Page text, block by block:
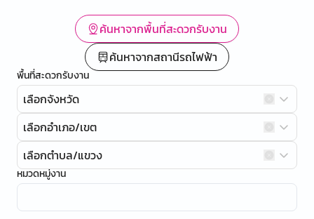
ค้นหาจากพื้นที่สะดวกรับงาน
ค้นหาจากสถานีรถไฟฟ้า
พื้นที่สะดวกรับงาน
เลือกจังหวัด
เลือกอำเภอ/เขต
เลือกตำบล/แขวง
หมวดหมู่งาน